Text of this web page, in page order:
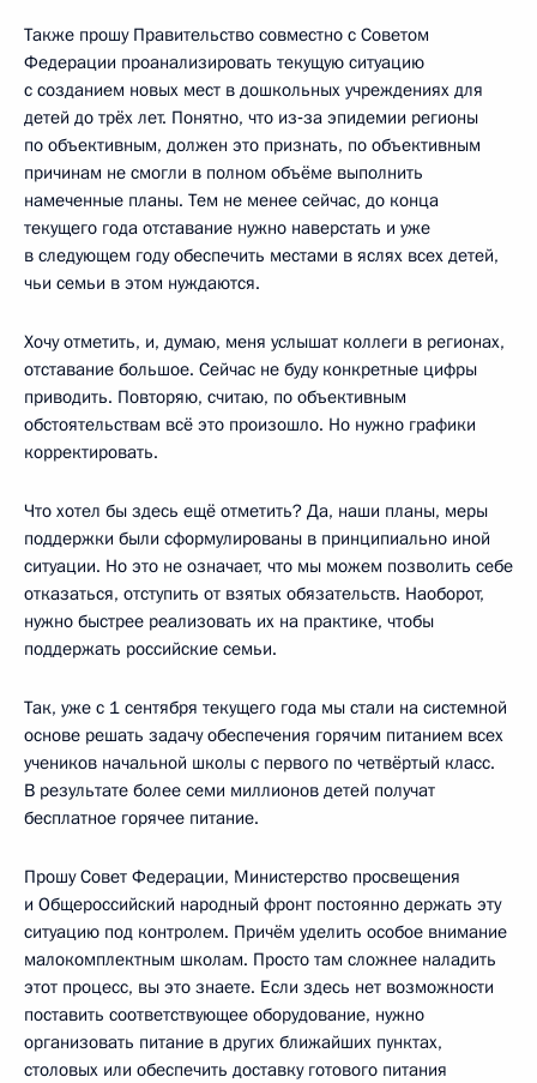
Также прошу Правительство совместно с Советом
Федерации проанализировать текущую ситуацию
с созданием новых мест в дошкольных учреждениях для
детей до трёх лет. Понятно, что из‑за эпидемии регионы
по объективным, должен это признать, по объективным
причинам не смогли в полном объёме выполнить
намеченные планы. Тем не менее сейчас, до конца
текущего года отставание нужно наверстать и уже
в следующем году обеспечить местами в яслях всех детей,
чьи семьи в этом нуждаются.
Хочу отметить, и, думаю, меня услышат коллеги в регионах,
отставание большое. Сейчас не буду конкретные цифры
приводить. Повторяю, считаю, по объективным
обстоятельствам всё это произошло. Но нужно графики
корректировать.
Что хотел бы здесь ещё отметить? Да, наши планы, меры
поддержки были сформулированы в принципиально иной
ситуации. Но это не означает, что мы можем позволить себе
отказаться, отступить от взятых обязательств. Наоборот,
нужно быстрее реализовать их на практике, чтобы
поддержать российские семьи.
Так, уже с 1 сентября текущего года мы стали на системной
основе решать задачу обеспечения горячим питанием всех
учеников начальной школы с первого по четвёртый класс.
В результате более семи миллионов детей получат
бесплатное горячее питание.
Прошу Совет Федерации, Министерство просвещения
и Общероссийский народный фронт постоянно держать эту
ситуацию под контролем. Причём уделить особое внимание
малокомплектным школам. Просто там сложнее наладить
этот процесс, вы это знаете. Если здесь нет возможности
поставить соответствующее оборудование, нужно
организовать питание в других ближайших пунктах,
столовых или обеспечить доставку готового питания